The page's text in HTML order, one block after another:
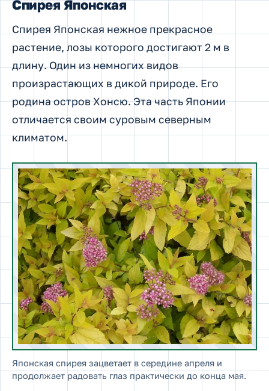
Спирея Японская
Спирея Японская нежное прекрасное
растение, лозы которого достигают 2 м в
длину. Один из немногих видов
произрастающих в дикой природе. Его
родина остров Хонсю. Эта часть Японии
отличается своим суровым северным
климатом.
Японская спирея зацветает в середине апреля и
продолжает радовать глаз практически до конца мая.